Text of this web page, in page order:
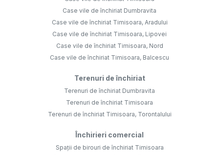
Case vile de închiriat Dumbravita
Case vile de închiriat Timisoara, Aradului
Case vile de închiriat Timisoara, Lipovei
Case vile de închiriat Timisoara, Nord
Case vile de închiriat Timisoara, Balcescu
Terenuri de închiriat
Terenuri de închiriat Dumbravita
Terenuri de închiriat Timisoara
Terenuri de închiriat Timisoara, Torontalului
Închirieri comercial
Spații de birouri de închiriat Timisoara